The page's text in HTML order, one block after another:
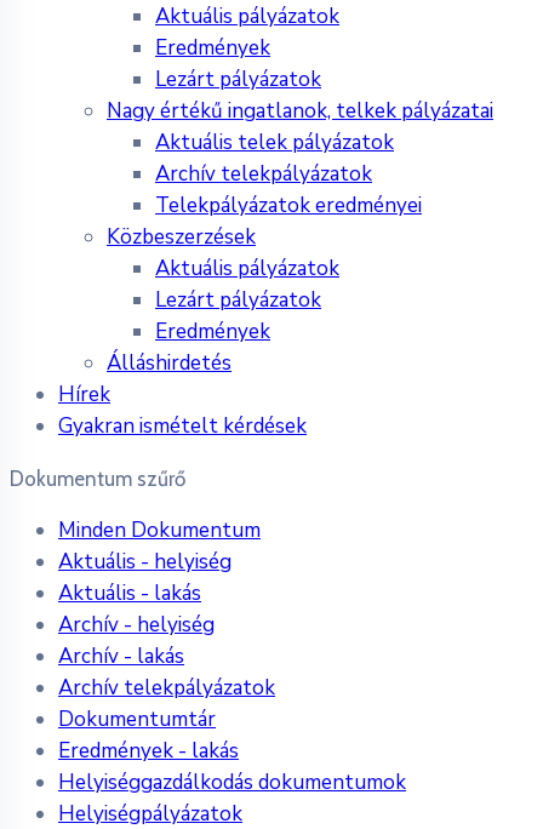
Aktuális pályázatok
Eredmények
Lezárt pályázatok
Nagy értékű ingatlanok, telkek pályázatai
Aktuális telek pályázatok
Archív telekpályázatok
Telekpályázatok eredményei
Közbeszerzések
Aktuális pályázatok
Lezárt pályázatok
Eredmények
Álláshirdetés
Hírek
Gyakran ismételt kérdések
Dokumentum szűrő
Minden Dokumentum
Aktuális - helyiség
Aktuális - lakás
Archív - helyiség
Archív - lakás
Archív telekpályázatok
Dokumentumtár
Eredmények - lakás
Helyiséggazdálkodás dokumentumok
Helyiségpályázatok